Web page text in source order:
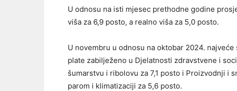
U odnosu na isti mjesec prethodne godine
viša za 6,9 posto, a realno viša za 5,0 posto.
U novembru u odnosu na oktobar 2024.
plate zabilježeno u Djelatnosti zdravstvene i
šumarstvu i ribolovu za 7,1 posto i Proizvodnji i
parom i klimatizaciji za 5,6 posto.